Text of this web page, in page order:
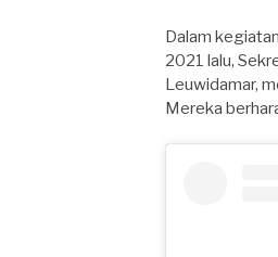
Dalam
2021 lalu,
Leuwidamar,
Mereka